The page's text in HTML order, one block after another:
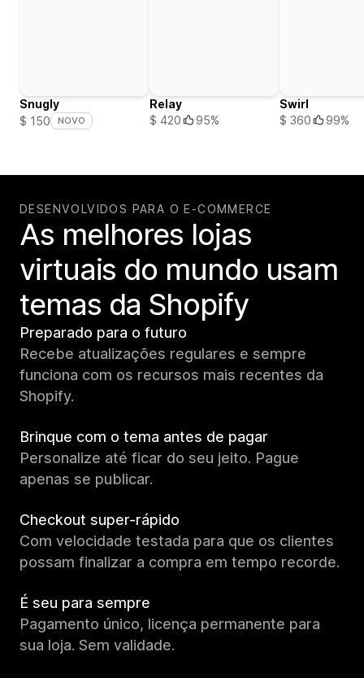
Snugly
$ 150
NOVO
Relay
$ 420
95%
Swirl
$ 360
99%
DESENVOLVIDOS PARA O E-COMMERCE
As melhores lojas
virtuais do mundo usam
temas da Shopify
Preparado para o futuro
Recebe atualizações regulares e sempre
funciona com os recursos mais recentes da
Shopify.
Brinque com o tema antes de pagar
Personalize até ficar do seu jeito. Pague
apenas se publicar.
Checkout super-rápido
Com velocidade testada para que os clientes
possam finalizar a compra em tempo recorde.
É seu para sempre
Pagamento único, licença permanente para
sua loja. Sem validade.